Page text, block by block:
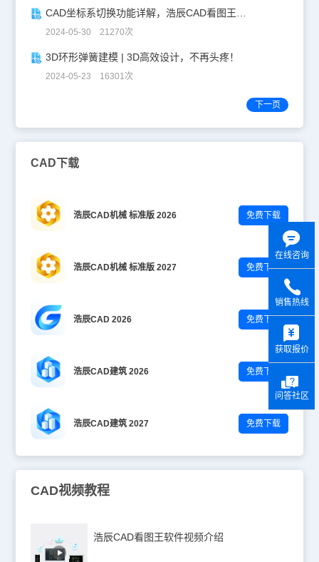
CAD坐标系切换功能详解，浩辰CAD看图王让设计更自由！
2024-05-30 21270次
3D环形弹簧建模 | 3D高效设计，不再头疼！
2024-05-23 16301次
下一页
CAD下载
浩辰CAD机械 标准版 2026 免费下载
浩辰CAD机械 标准版 2027 免费下载
浩辰CAD 2026 免费下载
浩辰CAD建筑 2026 免费下载
浩辰CAD建筑 2027 免费下载
CAD视频教程
浩辰CAD看图王软件视频介绍
在线咨询
销售热线
获取报价
问答社区